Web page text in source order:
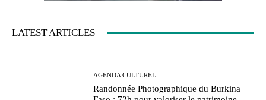
LATEST ARTICLES
AGENDA CULTUREL
Randonnée Photographique du Burkina